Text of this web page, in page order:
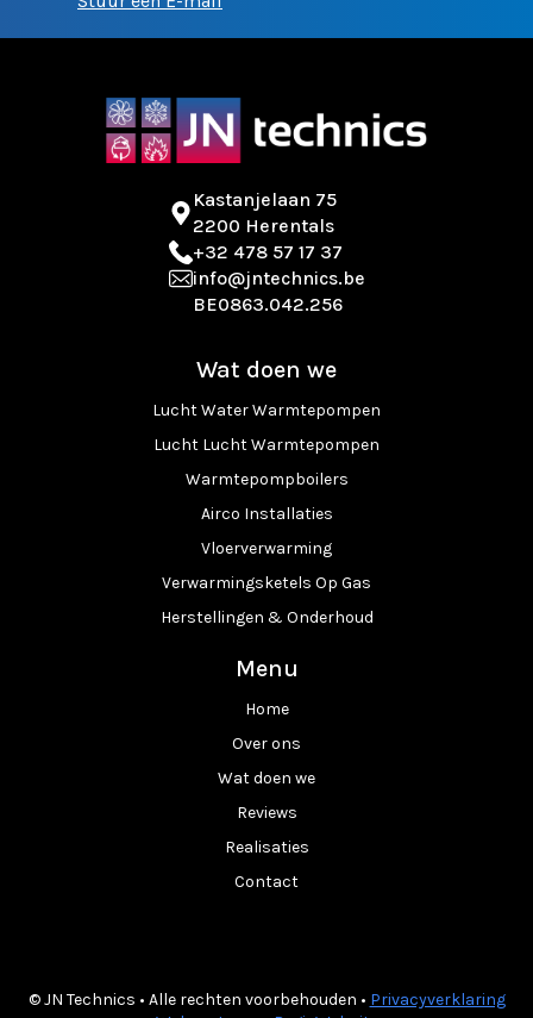
Kastanjelaan 75
2200 Herentals
+32 478 57 17 37
info@jntechnics.be
BE0863.042.256
Wat doen we
Lucht Water Warmtepompen
Lucht Lucht Warmtepompen
Warmtepompboilers
Airco Installaties
Vloerverwarming
Verwarmingsketels Op Gas
Herstellingen & Onderhoud
Menu
Home
Over ons
Wat doen we
Reviews
Realisaties
Contact
© JN Technics • Alle rechten voorbehouden • Privacyverklaring